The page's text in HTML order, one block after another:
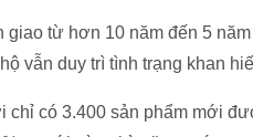
từ hơn 10 năm đến 5
vẫn duy trì tình trạng khan
chỉ có 3.400 sản phẩm mới